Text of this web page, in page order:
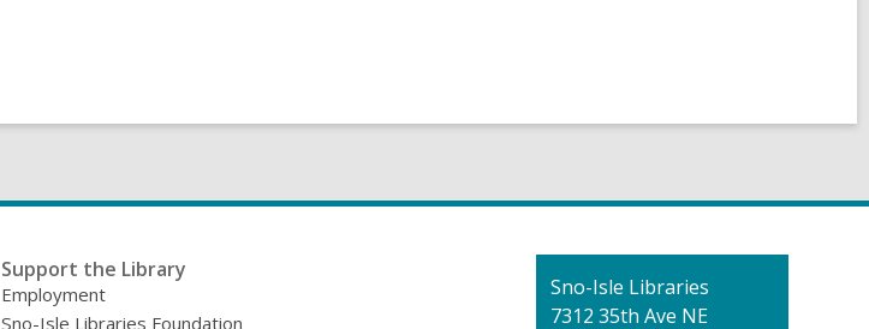
Support the Library
Employment
Sno-Isle Libraries Foundation
Contact
the
Sno-Isle Libraries
7312 35th Ave NE